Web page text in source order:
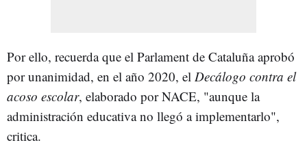
Por ello, recuerda que el Parlament de Cataluña aprobó
por unanimidad, en el año 2020, el Decálogo contra el
acoso escolar, elaborado por NACE, "aunque la
administración educativa no llegó a implementarlo",
critica.